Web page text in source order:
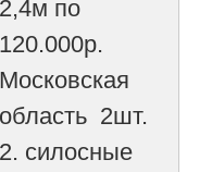
2,4м по
120.000р.
Московская
область 2шт.
2. силосные